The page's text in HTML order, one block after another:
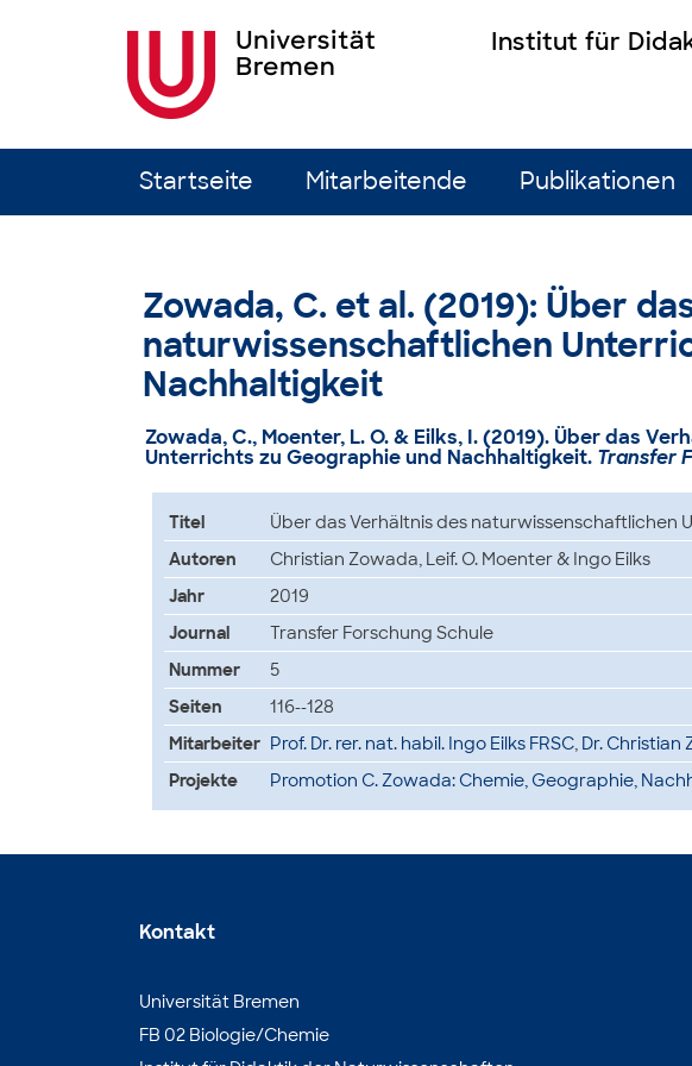
Institut für
Startseite Mitarbeitende Publikationen
Zowada, C. et al. (2019): Über
naturwissenschaftlichen
Nachhaltigkeit
Zowada, C., Moenter, L. O. & Eilks, I. (2019). Über das
Unterrichts zu Geographie und Nachhaltigkeit. Transfer
Titel
Über das Verhältnis des
Autoren
Christian Zowada, Leif. O. Moenter & Ingo Eilks
Jahr
2019
Journal
Transfer Forschung Schule
Nummer
5
Seiten
116--128
Mitarbeiter Prof. Dr. rer. nat. habil. Ingo Eilks FRSC, Dr. Christian
Projekte
Promotion C. Zowada: Chemie, Geographie,
Kontakt
Universität Bremen
FB 02 Biologie/Chemie